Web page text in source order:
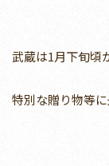
武蔵は1月下旬頃
特別な贈り物等